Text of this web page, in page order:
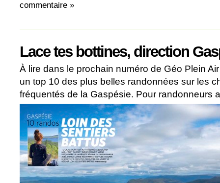
commentaire »
Lace tes bottines, direction
À lire dans le prochain numéro de Géo Plein
un top 10 des plus belles randonnées sur les
fréquentés de la Gaspésie. Pour randonneurs